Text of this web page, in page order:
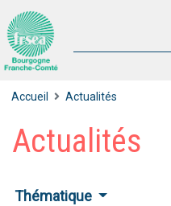
Accueil Actualités
Actualités
Thématique